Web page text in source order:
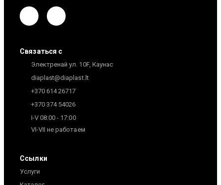
Связаться с
Электренай ул. 10F, Каунас
diaplast@diaplast.lt
+370 614 26717
+370 374 54026
I-V 08:00 - 17:00
VI-VII не работаем
Ссылки
Услуги